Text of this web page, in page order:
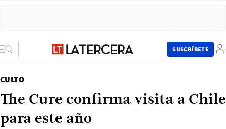
SUSCRÍBETE
CULTO
The Cure confirma visita a Chile
para este año